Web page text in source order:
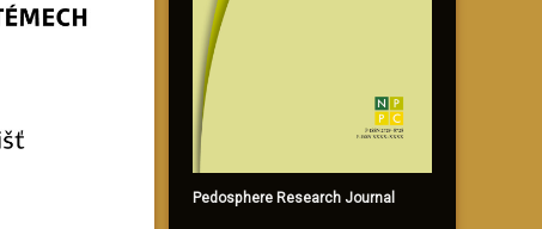
Pedosphere Research Journal